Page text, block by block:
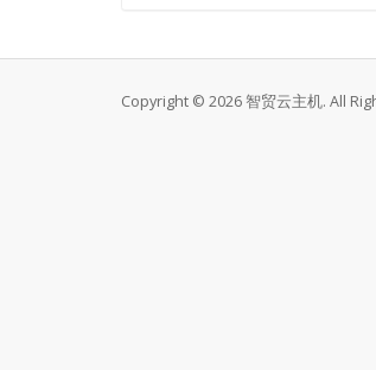
Copyright © 2026 智贸云主机. All